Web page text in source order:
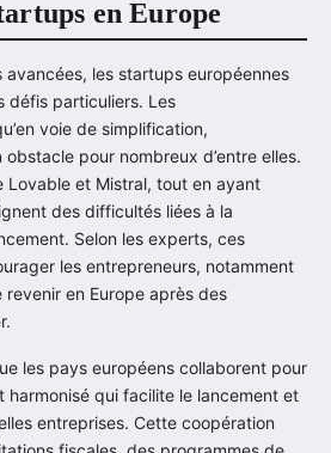
en Europe
les startups européennes
défis particuliers. Les
voie de simplification,
pour nombreux d’entre elles.
Lovable et Mistral, tout en ayant
des difficultés liées à la
Selon les experts, ces
les entrepreneurs, notamment
en Europe après des
les pays européens collaborent pour
harmonisé qui facilite le lancement et
entreprises. Cette coopération